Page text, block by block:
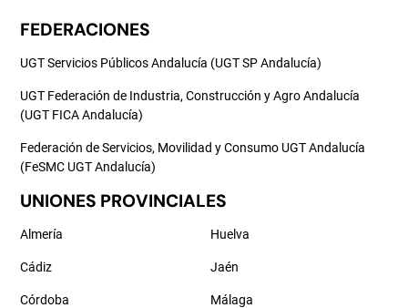
FEDERACIONES
UGT Servicios Públicos Andalucía (UGT SP Andalucía)
UGT Federación de Industria, Construcción y Agro Andalucía
(UGT FICA Andalucía)
Federación de Servicios, Movilidad y Consumo UGT Andalucía
(FeSMC UGT Andalucía)
UNIONES PROVINCIALES
Almería
Cádiz
Córdoba
Huelva
Jaén
Málaga